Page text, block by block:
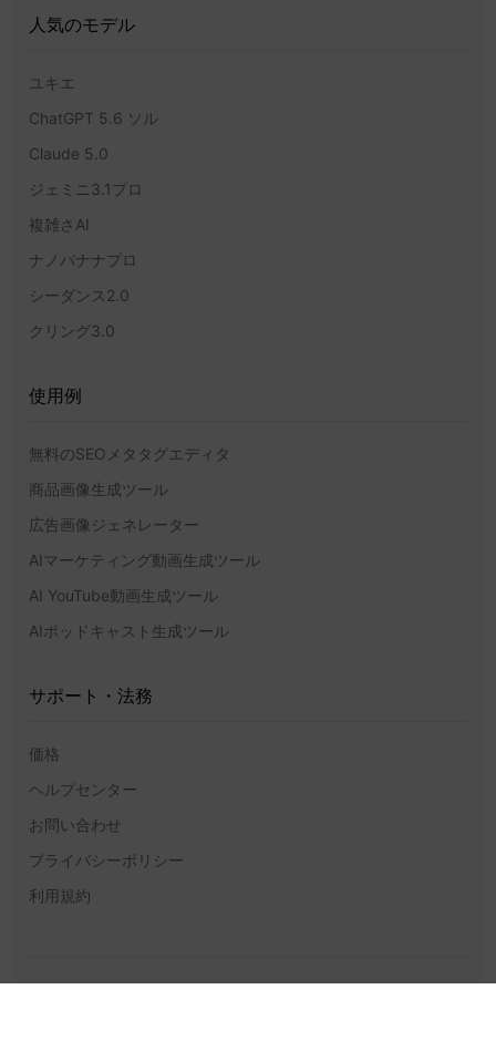
人気のモデル
ユキエ
ChatGPT 5.6 ソル
Claude 5.0
ジェミニ3.1プロ
複雑さAI
ナノバナナプロ
シーダンス2.0
クリング3.0
使用例
無料のSEOメタタグエディタ
商品画像生成ツール
広告画像ジェネレーター
AIマーケティング動画生成ツール
AI YouTube動画生成ツール
AIポッドキャスト生成ツール
サポート・法務
価格
ヘルプセンター
お問い合わせ
プライバシーポリシー
利用規約